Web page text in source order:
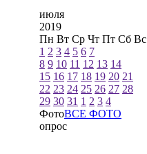
июля
2019
Пн Вт Ср Чт Пт Сб Вс
1 2 3 4 5 6 7
8 9 10 11 12 13 14
15 16 17 18 19 20 21
22 23 24 25 26 27 28
29 30 31 1 2 3 4
ФотоВСЕ ФОТО
опрос